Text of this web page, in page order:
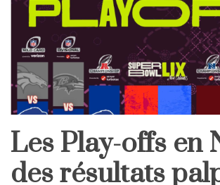
Home
Sport
Les Play-offs en
des résultats